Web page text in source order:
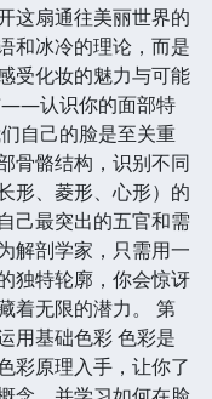
这扇通往美丽世界的
和冰冷的理论，而是
受化妆的魅力与可能
——认识你的面部特
自己的脸是至关重
骨骼结构，识别不同
形、菱形、心形）的
己最突出的五官和需
解剖学家，只需用一
独特轮廓，你会惊讶
着无限的潜力。 第
用基础色彩 色彩是
彩原理入手，让你了